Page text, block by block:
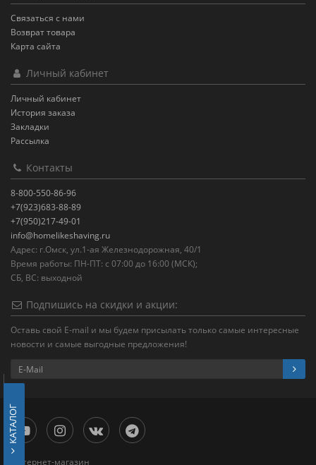
Связаться с нами
Возврат товара
Карта сайта
Личный кабинет
Личный кабинет
История заказа
Закладки
Рассылка
Контакты
8-800-550-86-96
+7(923)683-88-89
+7(950)217-49-01
info@homelikeshaving.ru
Адрес: г.Омск, ул.1-ая Железнодорожная, 40/1
Время работы: ПН-ПТ: с 07:00 до 16:00 (МСК);
СБ, ВС: выходной
Подпишись на скидки и акции:
Оставь свой E-mail и мы будем присылать только самые интересные
новости и самые выгодные предложения!
Интернет-магазин
КАТАЛОГ